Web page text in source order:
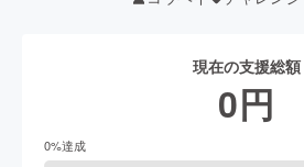
現在の支援総額
0円
0%達成